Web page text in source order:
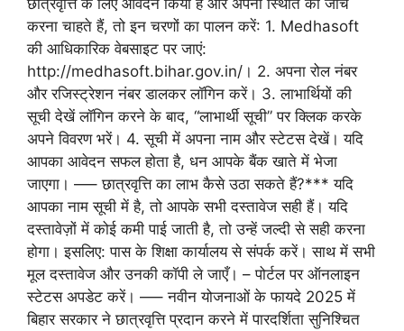
करना चाहते हैं, तो इन चरणों का पालन करें: 1. Medhasoft
की आधिकारिक वेबसाइट पर जाएं:
http://medhasoft.bihar.gov.in/। 2. अपना रोल नंबर
और रजिस्ट्रेशन नंबर डालकर लॉगिन करें। 3. लाभार्थियों की
सूची देखें लॉगिन करने के बाद, “लाभार्थी सूची” पर क्लिक करके
अपने विवरण भरें। 4. सूची में अपना नाम और स्टेटस देखें। यदि
आपका आवेदन सफल होता है, धन आपके बैंक खाते में भेजा
जाएगा। —– छात्रवृत्ति का लाभ कैसे उठा सकते हैं?*** यदि
आपका नाम सूची में है, तो आपके सभी दस्तावेज सही हैं। यदि
दस्तावेज़ों में कोई कमी पाई जाती है, तो उन्हें जल्दी से सही करना
होगा। इसलिए: पास के शिक्षा कार्यालय से संपर्क करें। साथ में सभी
मूल दस्तावेज और उनकी कॉपी ले जाएँ। – पोर्टल पर ऑनलाइन
स्टेटस अपडेट करें। —– नवीन योजनाओं के फायदे 2025 में
बिहार सरकार ने छात्रवृत्ति प्रदान करने में पारदर्शिता सुनिश्चित